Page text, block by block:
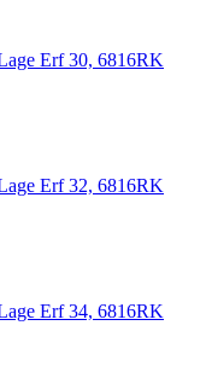
Erf 30, 6816RK
Erf 32, 6816RK
Erf 34, 6816RK